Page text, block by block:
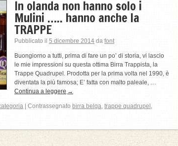
In olanda non hanno solo i
Mulini ….. hanno anche la
TRAPPE
Pubblicato il 5 dicembre 2014 da font
Buongiorno a tutti, prima di fare un po’ di storia, vi lascio
le mie impressioni su questa ottima Birra Trappista, la
Trappe Quadrupel. Prodotta per la prima volta nel 1990, è
diventata la più famosa; E’ fatta con malto paleale, …
Continua a leggere →
Contrassegnato birra belga, trappe quadrupel ,